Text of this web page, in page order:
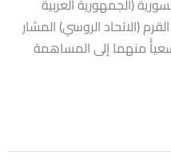
(الجمهورية العربية
(الاتحاد الروسي) المشار
منهما إلى المساهمة